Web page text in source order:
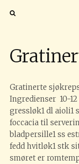
Gratinerte
Ingredienser 10-
gressløk1 dl aioli1
foccacia til
bladpersille1 ss
fedd hvitløk1 stk
smøret er